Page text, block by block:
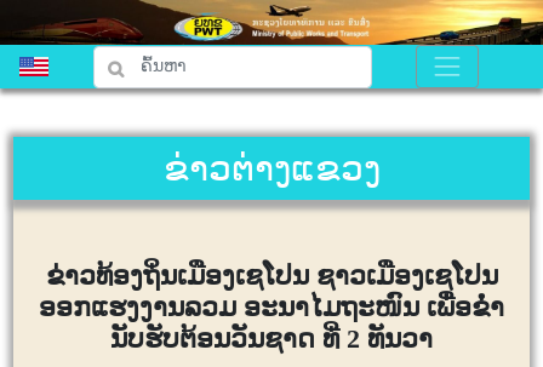
ຂ່າວຕ່າງແຂວງ
ຂ່າວທ້ອງຖິ່ນເມືອງເຊໂປນ ຊາວເມືອງເຊໂປນ
ອອກແຮງງານລວມ ອະນາໄມຖະໜົນ ເພື່ອຂໍ່າ
ນັບຮັບຕ້ອນວັນຊາດ ທີ່ 2 ທັນວາ